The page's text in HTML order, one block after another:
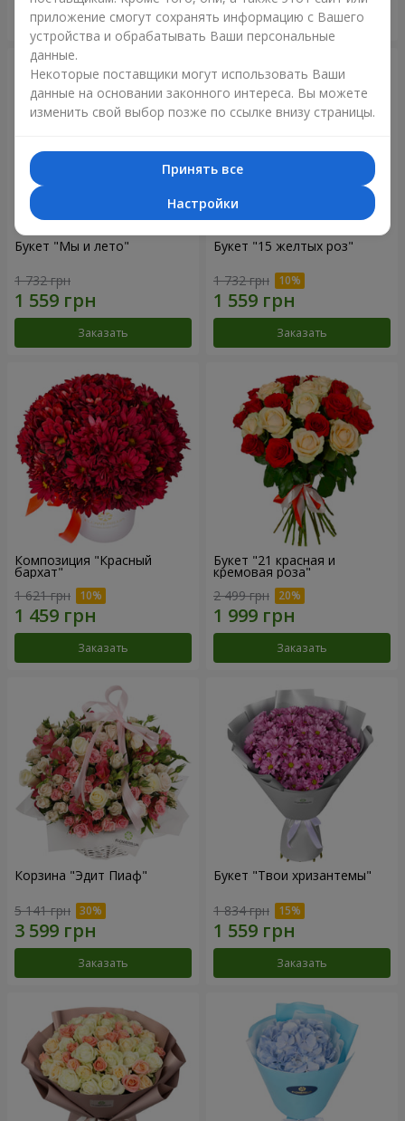
Заказать Заказать
Букет "Мы и лето"
1 732 грн
Заказать
Букет "15 желтых роз"
1 732 грн
Заказать
Композиция "Красный
бархат"
1 621 грн
Заказать
Букет "21 красная и
кремовая роза"
2 499 грн
Заказать
Корзина "Эдит Пиаф"
5 141 грн
Заказать
Букет "Твои хризантемы"
1 834 грн
Заказать
приложение смогут сохранять информацию с Вашего
устройства и обрабатывать Ваши персональные
данные.
Некоторые поставщики могут использовать Ваши
данные на основании законного интереса. Вы можете
изменить свой выбор позже по ссылке внизу страницы.
Принять все
Настройки